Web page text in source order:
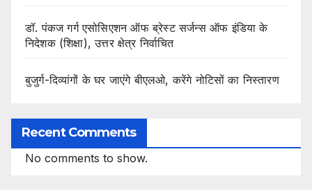
डॉ. पंकज गर्ग एसोसिएशन ऑफ ब्रेस्ट सर्जन्स ऑफ इंडिया के
निदेशक (शिक्षा), उत्तर क्षेत्र निर्वाचित
बुजुर्ग-दिव्यांगों के घर जाएंगे बीएलओ, करेंगे नोटिसों का निस्तारण
Recent Comments
No comments to show.